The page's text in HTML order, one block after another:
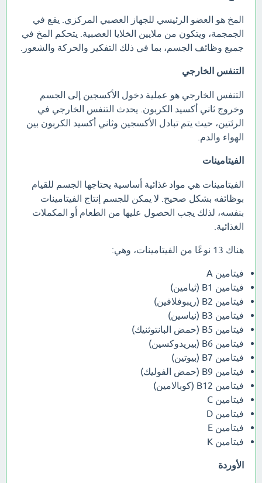
المخ هو العضو الرئيسي للجهاز العصبي المركزي. يقع في
الجمجمة، ويتكون من ملايين الخلايا العصبية. يتحكم المخ في
جميع وظائف الجسم، بما في ذلك التفكير والحركة والشعور.
التنفس الخارجي
التنفس الخارجي هو عملية دخول الأكسجين إلى الجسم
وخروج ثاني أكسيد الكربون. يحدث التنفس الخارجي في
الرئتين، حيث يتم تبادل الأكسجين وثاني أكسيد الكربون بين
الهواء والدم.
الفيتامينات
الفيتامينات هي مواد غذائية أساسية يحتاجها الجسم للقيام
بوظائفه بشكل صحيح. لا يمكن للجسم إنتاج الفيتامينات
بنفسه، لذلك يجب الحصول عليها من الطعام أو المكملات
الغذائية.
هناك 13 نوعًا من الفيتامينات، وهي:
فيتامين A
فيتامين B1 (ثيامين)
فيتامين B2 (ريبوفلافين)
فيتامين B3 (نياسين)
فيتامين B5 (حمض البانتوثنيك)
فيتامين B6 (بيريدوكسين)
فيتامين B7 (بيوتين)
فيتامين B9 (حمض الفوليك)
فيتامين B12 (كوبالامين)
فيتامين C
فيتامين D
فيتامين E
فيتامين K
الأوردة